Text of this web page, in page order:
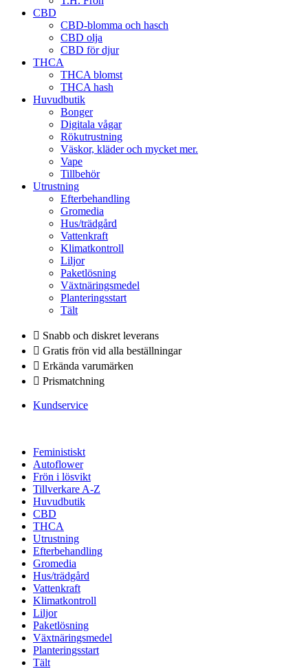
CBD
CBD-blomma och hasch
CBD olja
CBD för djur
THCA
THCA blomst
THCA hash
Huvudbutik
Bonger
Digitala vågar
Rökutrustning
Väskor, kläder och mycket mer.
Vape
Tillbehör
Utrustning
Efterbehandling
Gromedia
Hus/trädgård
Vattenkraft
Klimatkontroll
Liljor
Paketlösning
Växtnäringsmedel
Planteringsstart
Tält
Snabb och diskret leverans
Gratis frön vid alla beställningar
Erkända varumärken
Prismatchning
Kundservice
Feministiskt
Autoflower
Frön i lösvikt
Tillverkare A-Z
Huvudbutik
CBD
THCA
Utrustning
Efterbehandling
Gromedia
Hus/trädgård
Vattenkraft
Klimatkontroll
Liljor
Paketlösning
Växtnäringsmedel
Planteringsstart
Tält